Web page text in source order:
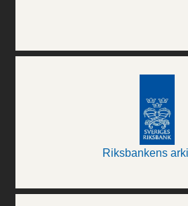
Riksbankens